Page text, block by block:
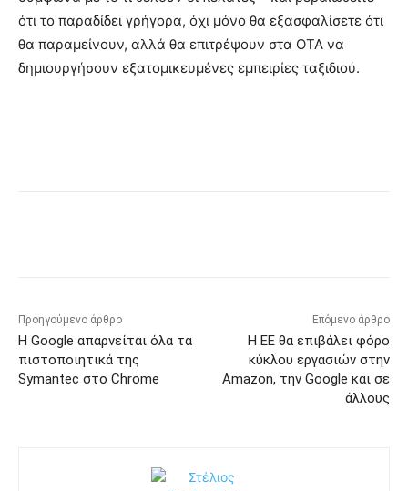
ότι το παραδίδει γρήγορα, όχι μόνο θα εξασφαλίσετε ότι
θα παραμείνουν, αλλά θα επιτρέψουν στα OTA να
δημιουργήσουν εξατομικευμένες εμπειρίες ταξιδιού.
Προηγούμενο άρθρο
Η Google απαρνείται όλα τα
πιστοποιητικά της
Symantec στο Chrome
Επόμενο άρθρο
Η ΕΕ θα επιβάλει φόρο
κύκλου εργασιών στην
Amazon, την Google και σε
άλλους